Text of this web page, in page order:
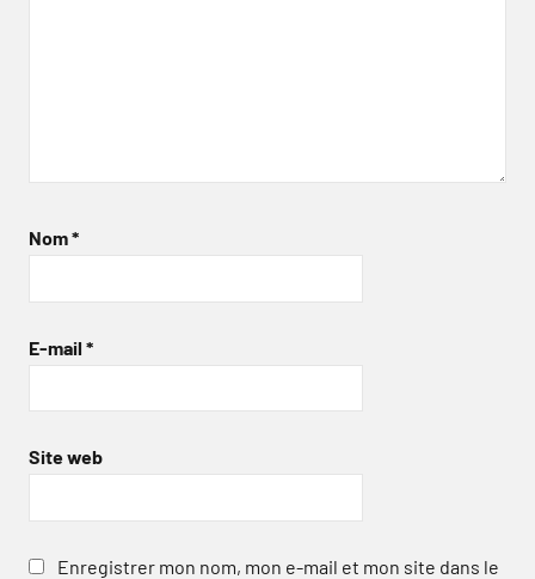
Nom*
E-mail *
Site web
Enregistrer mon nom, mon e-mail et mon site dans le